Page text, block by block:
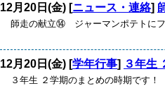
12月20日(金) [ニュース・連絡]
師走の献立⑭ ジャーマンポテト
12月20日(金) [学年行事] ３年生
３年生 ２学期のまとめの時期です